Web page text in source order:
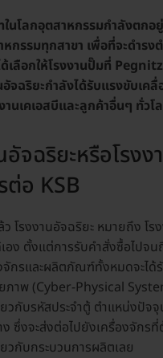
นโลกอุตสาหกรรมกำลังตกอ
กรรมทุกสาขา เพื่อที่จะดำรง
เลือกให้โรงงานปั๊มที่
อัจฉริยะกำลังได้รับแรงขับเค
านเคเอสบีและลูกค้าอื่นๆ ทั่วโ
อัจฉริยะหรือโรง
ต่อ KSB
ว โรงงานอัจฉริยะ หมายถึง โ
เอง ตั้งแต่การรับคำสั่งซื้อไป
จักรและผลิตภัณฑ์ทั้งหมดจะได้
ภาพ (Cyber-Physical
วกับรหัสประจำตู้ ตำแหน่งปัจ
ซึ่งจะส่งต่อไปยังเครื่องจักร
วกับกระบวนการผลิตเลย